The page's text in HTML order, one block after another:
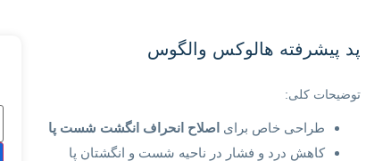
پد پیشرفته هالوکس والگوس
توضیحات کلی:
طراحی خاص برای اصلاح انحراف انگشت شست پا
کاهش درد و فشار در ناحیه شست و انگشتان پا